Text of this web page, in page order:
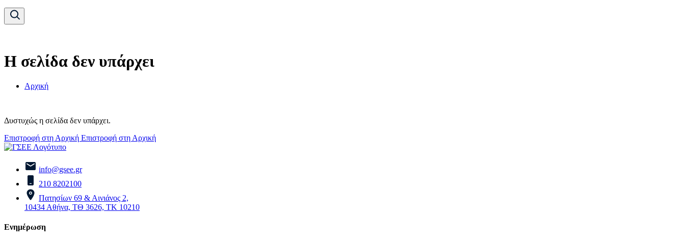
Η σελίδα δεν υπάρχει
Αρχική
Δυστυχώς η σελίδα δεν υπάρχει.
Επιστροφή στη Αρχική Επιστροφή στη Αρχική
info@gsee.gr
210 8202100
Πατησίων 69 & Αινιάνος 2,
10434 Αθήνα, ΤΘ 3626, ΤΚ 10210
Ενημέρωση